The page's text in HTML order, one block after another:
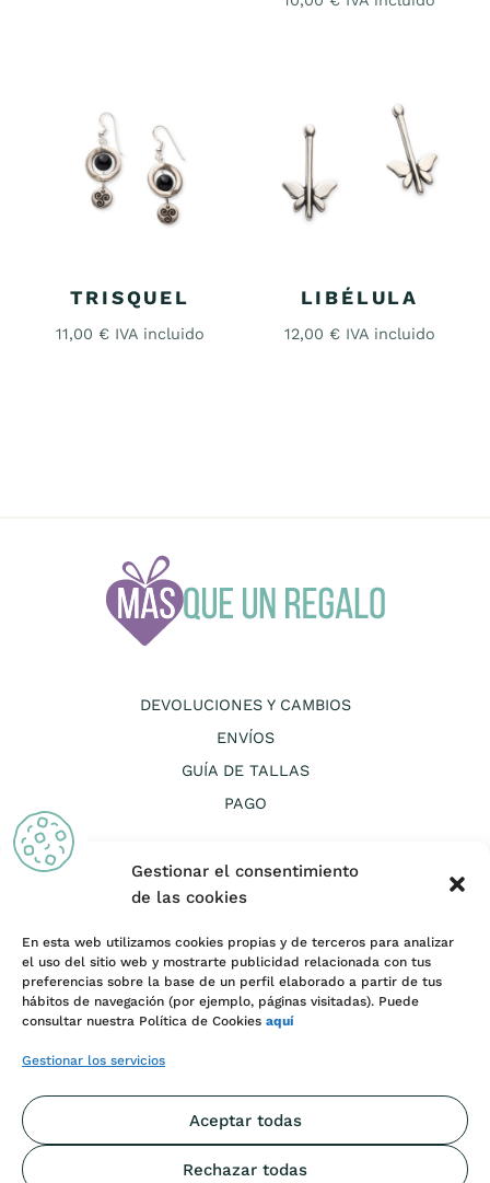
Gestionar el consentimiento
de las cookies
En esta web utilizamos cookies propias y de terceros para analizar
el uso del sitio web y mostrarte publicidad relacionada con tus
preferencias sobre la base de un perfil elaborado a partir de tus
hábitos de navegación (por ejemplo, páginas visitadas). Puede
consultar nuestra Política de Cookies aquí
Gestionar los servicios
Aceptar todas
Rechazar todas
TRISQUEL
11,00 € IVA incluido
LIBÉLULA
12,00 € IVA incluido
DEVOLUCIONES Y CAMBIOS
ENVÍOS
GUÍA DE TALLAS
PAGO
CANAL ÉTICO
AVISO LEGAL Y TÉRMINOS Y CONDICIONES DE USO
COOKIES
CONDICIONES DE VENTA
INFORMACIÓN DE LITIGIOS